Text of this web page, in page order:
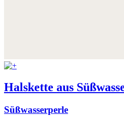
Halskette aus
Süßwasserperle